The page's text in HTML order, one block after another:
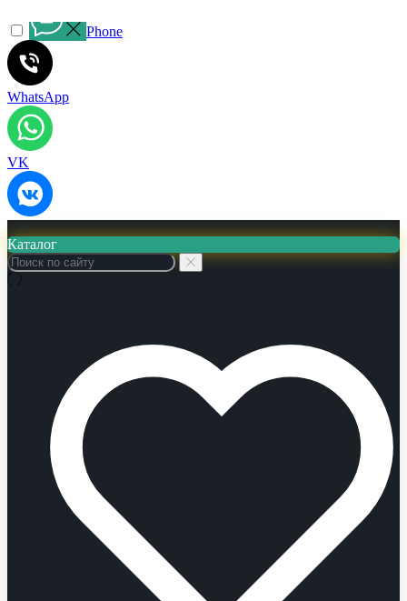
Phone
WhatsApp
VK
Каталог